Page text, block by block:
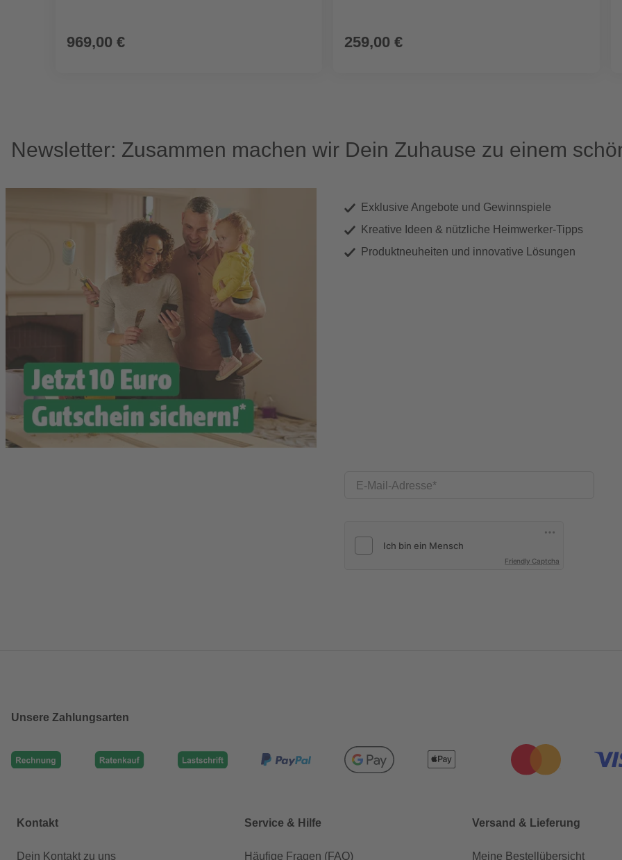
969,00 € 259,00 €
Newsletter: Zusammen machen wir Dein Zuhause zu einem
Exklusive Angebote und Gewinnspiele
Kreative Ideen & nützliche Heimwerker-Tipps
Produktneuheiten und innovative Lösungen
E-Mail-Adresse
Friendly Captcha
Unsere Zahlungsarten
Kontakt
Dein Kontakt zu uns
Service & Hilfe
Häufige Fragen (FAQ)
Versand & Lieferung
Meine Bestellübersicht